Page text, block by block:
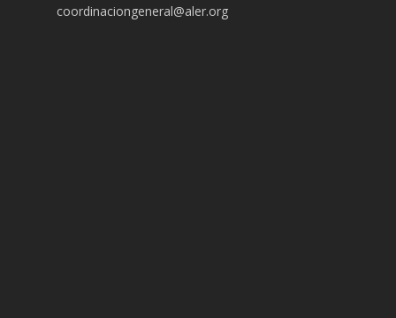
coordinaciongeneral@aler.org